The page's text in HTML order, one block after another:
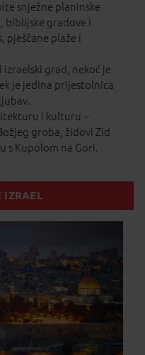
snježne planinske
biblijske gradove i
pješčane plaže i
grad, nekoć je
je jedina prijestolnica
i kulturu –
groba, židovi Zid
s Kupolom na Gori.
IZRAEL